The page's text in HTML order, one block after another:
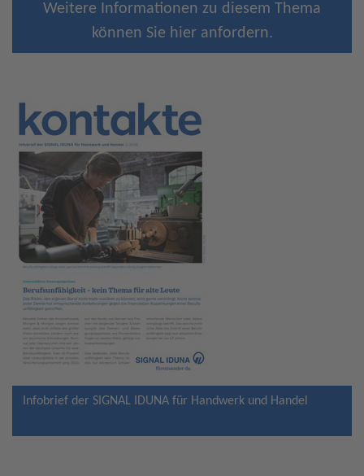
Weitere Informationen zu diesem Thema
können Sie hier anfordern.
Infobrief der SIGNAL IDUNA für Handwerk und Handel